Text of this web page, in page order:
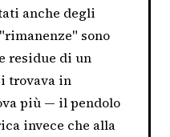
anche degli
sono
residue di un
trovava in
più — il pendolo
invece che alla